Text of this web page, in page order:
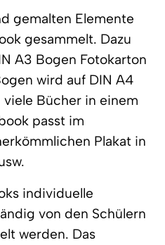
gemalten Elemente
gesammelt. Dazu
A3 Bogen Fotokarton
wird auf DIN A4
Bücher in einem
passt im
Plakat in
individuelle
von den Schülern
werden. Das